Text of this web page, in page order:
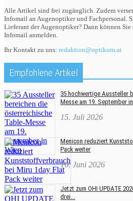
Alle Artikel sind frei zugänglich. Zudem
Infomail an Augenoptiker und Fachpersonal.
Lieferant der Augenoptiker? Dann können
Infomail anmelden.
Ihr Kontakt zu uns: redaktion@optikum.at
Empfohlene Artikel
35 hochwertige Aussteller
Messe am 19. September
15. Juli 2026
Menicon reduziert
Pack weiter
16. Juni 2026
Jetzt zum OHI UPDATE
drei...